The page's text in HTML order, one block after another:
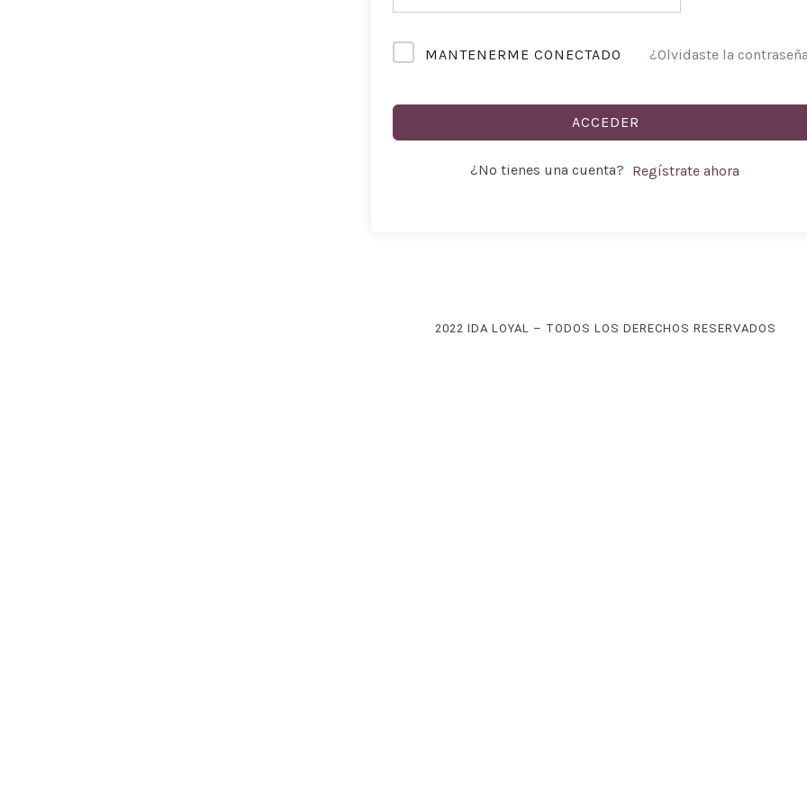
MANTENERME CONECTADO ¿Olvidaste la
ACCEDER
¿No tienes una cuenta? Regístrate ahora
2022 IDA LOYAL – TODOS LOS DERECHOS RESERVADOS